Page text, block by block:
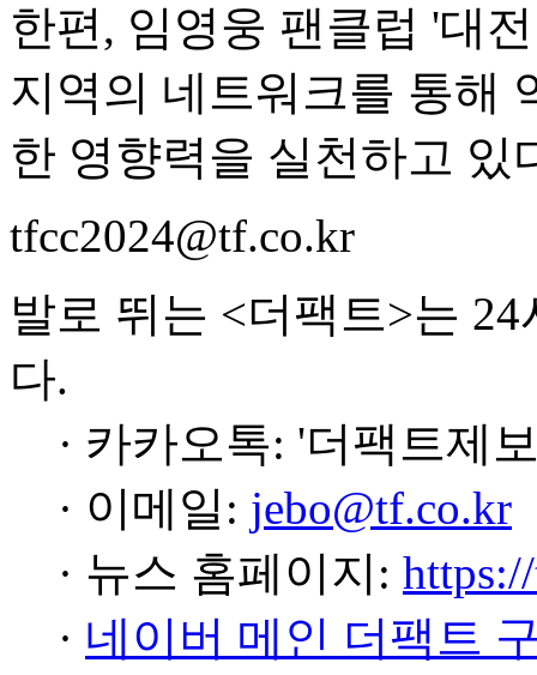
한편, 임영웅 팬클럽 '대
지역의 네트워크를 통해
한 영향력을 실천하고 있
tfcc2024@tf.co.kr
발로 뛰는 <더팩트>는
다.
· 카카오톡: '더팩트제
· 이메일: jebo@tf.co.kr
· 뉴스 홈페이지:
· 네이버 메인 더팩트